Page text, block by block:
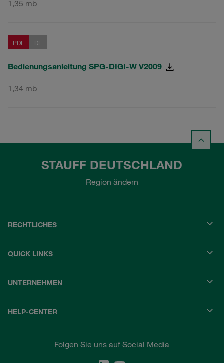
1,35 mb
PDF DE
Bedienungsanleitung SPG-DIGI-W V2009
1,34 mb
STAUFF DEUTSCHLAND
Region ändern
RECHTLICHES
QUICK LINKS
UNTERNEHMEN
HELP-CENTER
Folgen Sie uns auf Social Media